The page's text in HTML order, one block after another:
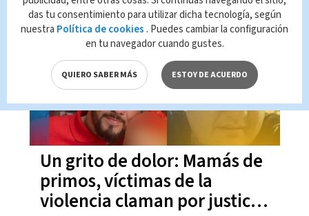
Un grito de dolor: Mamás de
primos, víctimas de la
violencia claman por justicia
20:51 12-02-2025
das tu consentimiento para utilizar dicha tecnología, según
nuestra Política de cookies . Puedes cambiar la configuración
en tu navegador cuando gustes.
QUIERO SABER MÁS ESTOY DE ACUERDO